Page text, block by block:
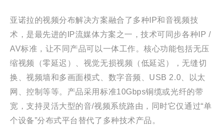
亚诺拉的视频分布解决方案融合了多种IP和音视频技
术，是最先进的IP流媒体方案之一，技术可同步各种IP /
AV标准，让不同产品可以一体工作。核心功能包括无压
缩视频（零延迟）、视觉无损视频（低延迟），无缝切
换、视频墙和多画面模式、数字音频、USB 2.0、以太
网、控制等等。产品采用标准10Gbps铜缆或光纤的带
宽，支持灵活大型的音/视频系统路由，同时它仅通过“单
个设备”分布式平台替代了多种技术产品。